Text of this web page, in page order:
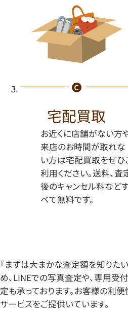
宅配買取
お近くに店舗がない方
来店のお時間が取れな
い方は宅配買取をぜひ
利用ください。送料、査
後のキャンセル料など
べて無料です。
『まずは大まかな査定額を知りた
め、LINEでの写真査定や、専用受
定も承っております。お客様の利
サービスをご提供いています。